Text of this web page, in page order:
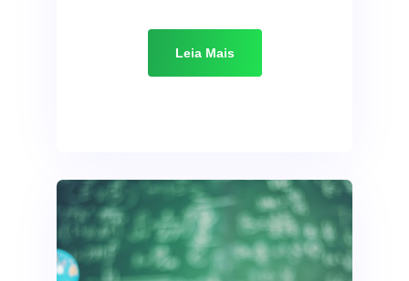
Todos devem usar máscara ao se dirigir ao
Leia Mais